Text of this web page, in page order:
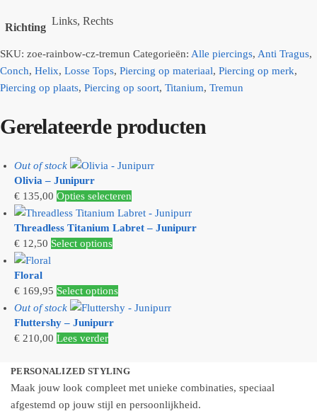
Richting
Links, Rechts
SKU: zoe-rainbow-cz-tremun Categorieën: Alle piercings, Anti Tragus,
Conch, Helix, Losse Tops, Piercing op materiaal, Piercing op merk,
Piercing op plaats, Piercing op soort, Titanium, Tremun
Gerelateerde producten
Out of stock
Olivia – Junipurr
€ 135,00 Opties selecteren
product
heeft
kan
productpagina
Threadless Titanium Labret – Junipurr
€ 12,50 Select optionsDit
meerdere
variaties.
Deze
Floral
€ 169,95 Select options
Out of stock
Fluttershy – Junipurr
€ 210,00 Lees verder
PERSONALIZED STYLING
Maak jouw look compleet met unieke combinaties, speciaal
afgestemd op jouw stijl en persoonlijkheid.